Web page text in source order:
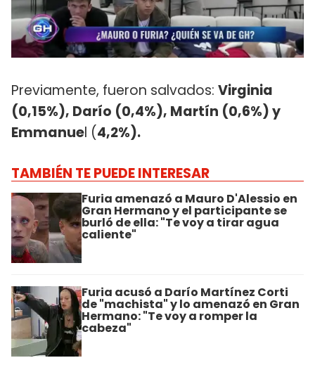
Previamente, fueron salvados: Virginia
(0,15%), Darío (0,4%), Martín (0,6%) y
Emmanuel (4,2%).
TAMBIÉN TE PUEDE INTERESAR
Furia amenazó a Mauro D'Alessio en
Gran Hermano y el participante se
burló de ella: "Te voy a tirar agua
caliente"
Furia acusó a Darío Martínez Corti
de "machista" y lo amenazó en Gran
Hermano: "Te voy a romper la
cabeza"